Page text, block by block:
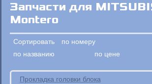
Запчасти для
Montero
Сортировать
по номеру
по названию
по цене
Прокладка головки блока